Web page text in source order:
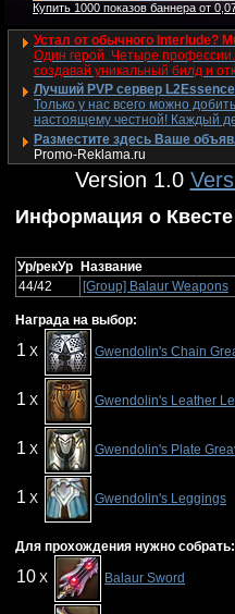
Купить 1000 показов баннера от
Устал от обычного Interlude?
Один герой. Четыре
создавай уникальный билд и
Лучший PVP сервер
Только у нас всего можно
настоящему честной! Каждый
Разместите здесь Ваше
Promo-Reklama.ru
Version 1.0
Информация о Квесте
Ур/рекУр
Название
44/42
[Group] Balaur Weapons
Награда на выбор:
1 X Gwendolin's Chain
1 X Gwendolin's Leather
1 X Gwendolin's Plate
1 X Gwendolin's Leggings
Для прохождения нужно собрать:
10 X Balaur Sword